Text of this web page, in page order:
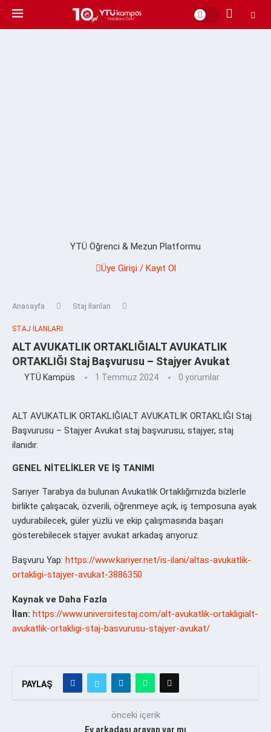
YTÜ Öğrenci & Mezun Platformu
Üye Girişi / Kayıt Ol
Anasayfa Staj İlanları
STAJ İLANLARI
ALT AVUKATLIK ORTAKLIĞIALT AVUKATLIK
ORTAKLIĞI Staj Başvurusu – Stajyer Avukat
YTÜ Kampüs 1 Temmuz 2024 0 yorumlar
ALT AVUKATLIK ORTAKLIĞIALT AVUKATLIK ORTAKLIĞI Staj
Başvurusu – Stajyer Avukat staj başvurusu, stajyer, staj
ilanıdır.
GENEL NİTELİKLER VE İŞ TANIMI
Sarıyer Tarabya da bulunan Avukatlık Ortaklığımızda bizlerle
birlikte çalışacak, özverili, öğrenmeye açık, iş temposuna ayak
uydurabilecek, güler yüzlü ve ekip çalışmasında başarı
gösterebilecek stajyer avukat arkadaş arıyoruz.
Başvuru Yap: https://www.kariyer.net/is-ilani/altas-avukatlik-
ortakligi-stajyer-avukat-3886350
Kaynak ve Daha Fazla
İlan: https://www.universitestaj.com/alt-avukatlik-ortakligialt-
avukatlik-ortakligi-staj-basvurusu-stajyer-avukat/
PAYLAŞ
önceki içerik
Ev arkadaşı arayan var mı